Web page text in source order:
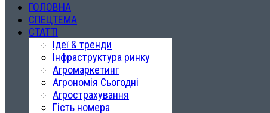
ГОЛОВНА
СПЕЦТЕМА
СТАТТІ
Ідеї & тренди
Інфраструктура ринку
Агромаркетинг
Агрономія Сьогодні
Агрострахування
Гість номера